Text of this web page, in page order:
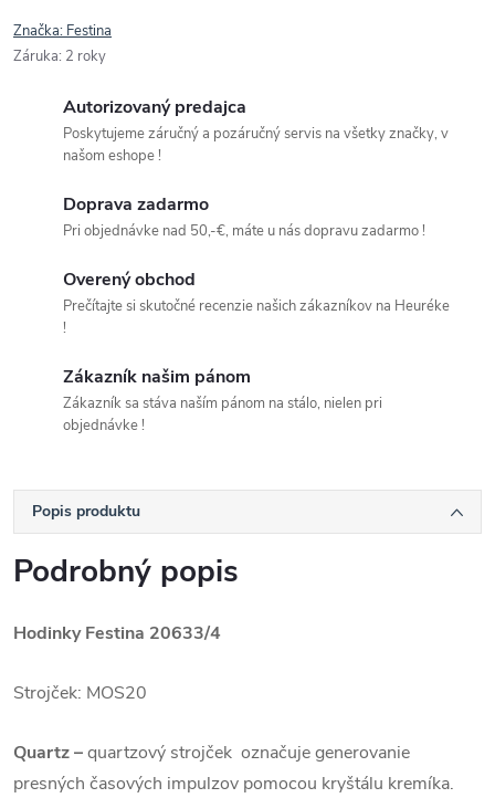
Značka: Festina
Záruka: 2 roky
Autorizovaný predajca
Poskytujeme záručný a pozáručný servis na všetky značky, v
našom eshope !
Doprava zadarmo
Pri objednávke nad 50,-€, máte u nás dopravu zadarmo !
Overený obchod
Prečítajte si skutočné recenzie našich zákazníkov na Heuréke
!
Zákazník našim pánom
Zákazník sa stáva naším pánom na stálo, nielen pri
objednávke !
Popis produktu
Podrobný popis
Hodinky Festina 20633/4
Strojček: MOS20
Quartz–quartzový strojček označuje generovanie
presných časových impulzov pomocou kryštálu kremíka.